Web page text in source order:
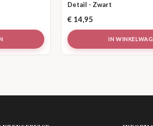
Detail - Zwart
€ 14,95
IN